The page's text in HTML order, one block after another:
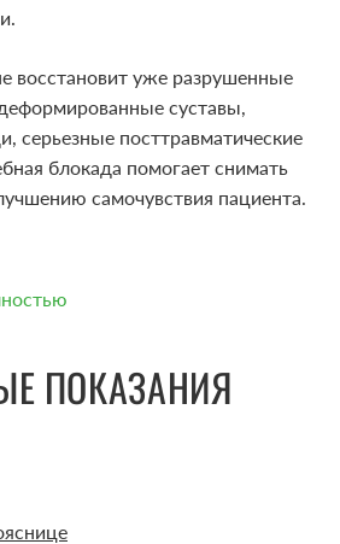
восстановит уже разрушенные
суставы,
серьезные посттравматические
блокада помогает снимать
самочувствия пациента.
ДЛЯ ЛЕЧЕБНОЙ
для лечебной блокады
ПОКАЗАНИЯ